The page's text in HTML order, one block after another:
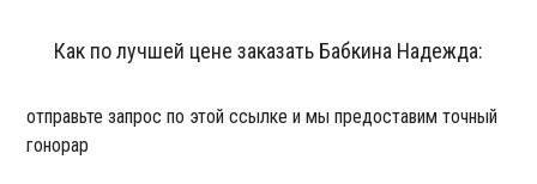
Как по лучшей цене заказать Бабкина Надежда:
отправьте запрос по этой ссылке и мы предоставим точный
гонорар